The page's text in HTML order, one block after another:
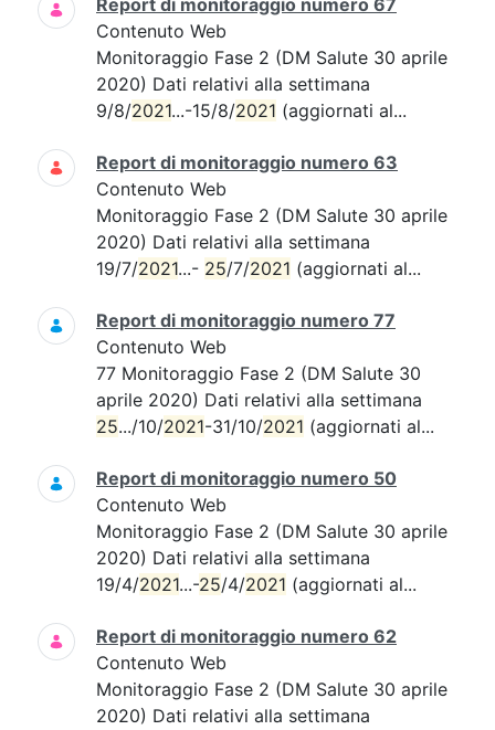
Report di monitoraggio numero 67
Contenuto Web
Monitoraggio Fase 2 (DM Salute 30 aprile
2020) Dati relativi alla settimana
9/8/2021...-15/8/2021 (aggiornati al...
Report di monitoraggio numero 63
Contenuto Web
Monitoraggio Fase 2 (DM Salute 30 aprile
2020) Dati relativi alla settimana
19/7/2021...- 25/7/2021 (aggiornati al...
Report di monitoraggio numero 77
Contenuto Web
77 Monitoraggio Fase 2 (DM Salute 30
aprile 2020) Dati relativi alla settimana
25.../10/2021-31/10/2021 (aggiornati al...
Report di monitoraggio numero 50
Contenuto Web
Monitoraggio Fase 2 (DM Salute 30 aprile
2020) Dati relativi alla settimana
19/4/2021...-25/4/2021 (aggiornati al...
Report di monitoraggio numero 62
Contenuto Web
Monitoraggio Fase 2 (DM Salute 30 aprile
2020) Dati relativi alla settimana